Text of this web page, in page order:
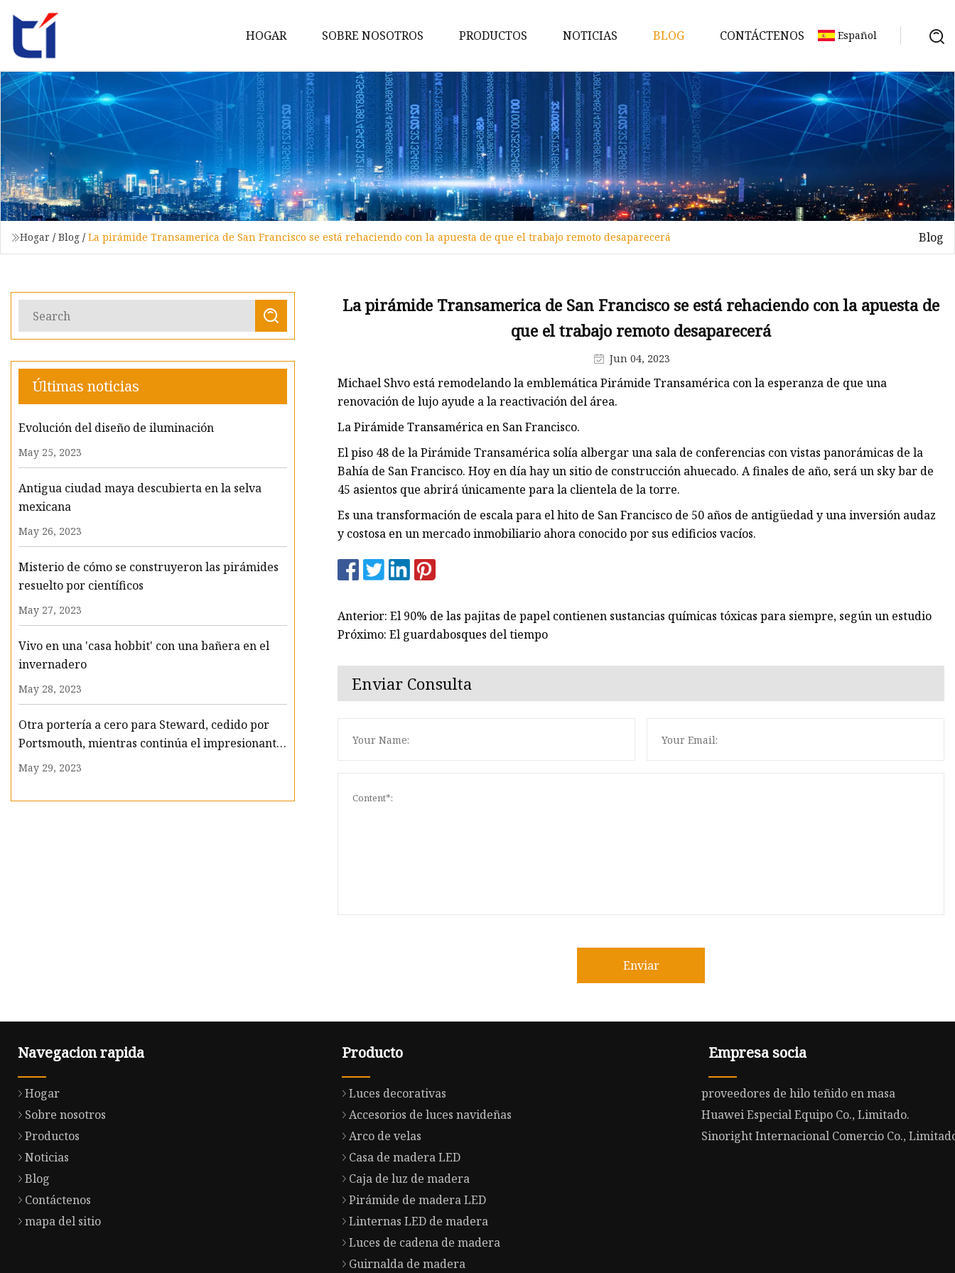
HOGAR SOBRE NOSOTROS PRODUCTOS
Luces decorativas
Accesorios de luces navideñas
Arco de velas
Casa de madera LED
Caja de luz de madera
Pirámide de madera LED
Linternas LED de madera
Guirnalda de madera
Adornos de plástico LED
NOTICIAS BLOG CONTÁCTENOS Español
Hogar / Blog / La pirámide Transamerica de San Francisco se está rehaciendo con la apuesta de que el trabajo remoto desaparecerá Blog
Últimas noticias
Evolución del diseño de iluminación
May 25, 2023
Antigua ciudad maya descubierta en la selva
mexicana
May 26, 2023
Misterio de cómo se construyeron las pirámides
resuelto por científicos
May 27, 2023
Vivo en una 'casa hobbit' con una bañera en el
invernadero
May 28, 2023
Otra portería a cero para Steward, cedido por
Portsmouth, mientras continúa el impresionante
comienzo de Gosport en la Liga Sur
May 29, 2023
La pirámide Transamerica de San Francisco se está rehaciendo con la apuesta de
que el trabajo remoto desaparecerá
Jun 04, 2023
Michael Shvo está remodelando la emblemática Pirámide Transamérica con la esperanza de que una
renovación de lujo ayude a la reactivación del área.
La Pirámide Transamérica en San Francisco.
El piso 48 de la Pirámide Transamérica solía albergar una sala de conferencias con vistas panorámicas de la
Bahía de San Francisco. Hoy en día hay un sitio de construcción ahuecado. A finales de año, será un sky bar de
45 asientos que abrirá únicamente para la clientela de la torre.
Es una transformación de escala para el hito de San Francisco de 50 años de antigüedad y una inversión audaz
y costosa en un mercado inmobiliario ahora conocido por sus edificios vacíos.
Anterior: El 90% de las pajitas de papel contienen sustancias químicas tóxicas para siempre, según un estudio
Próximo: El guardabosques del tiempo
Enviar Consulta
Enviar
Navegacion rapida
Hogar
Sobre nosotros
Productos
Noticias
Blog
Contáctenos
mapa del sitio
Producto
Luces decorativas
Accesorios de luces navideñas
Arco de velas
Casa de madera LED
Caja de luz de madera
Pirámide de madera LED
Linternas LED de madera
Luces de cadena de madera
Guirnalda de madera
Empresa socia
proveedores de hilo teñido en masa
Huawei Especial Equipo Co., Limitado.
Sinoright Internacional Comercio Co.,